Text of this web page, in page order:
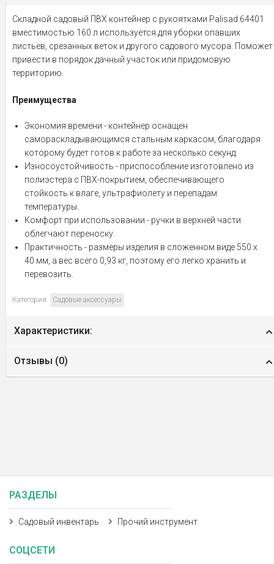
Складной садовый ПВХ контейнер с рукоятками Palisad 64401
вместимостью 160 л используется для уборки опавших
листьев, срезанных веток и другого садового мусора. Поможет
привести в порядок дачный участок или придомовую
территорию.
Преимущества
Экономия времени - контейнер оснащен
самораскладывающимся стальным каркасом, благодаря
которому будет готов к работе за несколько секунд.
Износоустойчивость - приспособление изготовлено из
полиэстера с ПВХ-покрытием, обеспечивающего
стойкость к влаге, ультрафиолету и перепадам
температуры.
Комфорт при использовании - ручки в верхней части
облегчают переноску.
Практичность - размеры изделия в сложенном виде 550 х
40 мм, а вес всего 0,93 кг, поэтому его легко хранить и
перевозить.
Категория: Садовые аксессуары
Характеристики:
Отзывы (0)
РАЗДЕЛЫ
Садовый инвентарь Прочий инструмент
СОЦСЕТИ